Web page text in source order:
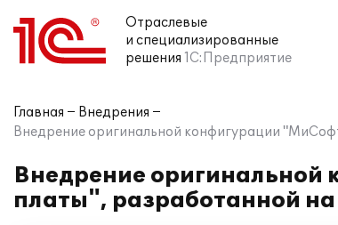
Отраслевые
и специализированные
решения 1С:Предприятие
Главная
Внедрения
Внедрение оригинальной конфигурации
Внедрение
платы", разработанной